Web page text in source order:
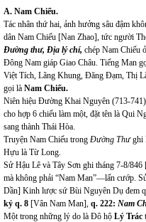
A. Nam Chiếu.
Tác nhân thứ hai, ảnh hưởng sâu đậm
dân Nam Chiếu [Nan Zhao], tức người
Đường thư, Địa lý chí, chép Nam Chiếu
Đông Nam giáp Giao Châu. Tiếng Man
Việt Tích, Lãng Khung, Đăng Đạm, Thị
gọi là Nam Chiếu.
Niên hiệu Đường Khai Nguyên (713-
cho hợp 6 chiếu làm một, đặt tên là Qui
sang thành Thái Hòa.
Truyện Nam Chiếu trong Đường Thưghi
Hựu là Từ Long.
Sử Hậu Lê và Tây Sơn ghi tháng 7-8/
mà không phải “Nam Man”—lấn cướp.
Dần] Kinh lược sứ Bùi Nguyên Dụ đem
kỷ q. 8 [Vân Nam Man], q. 222: Nam
Một trong những lý do là Đô hộ Lý Trác